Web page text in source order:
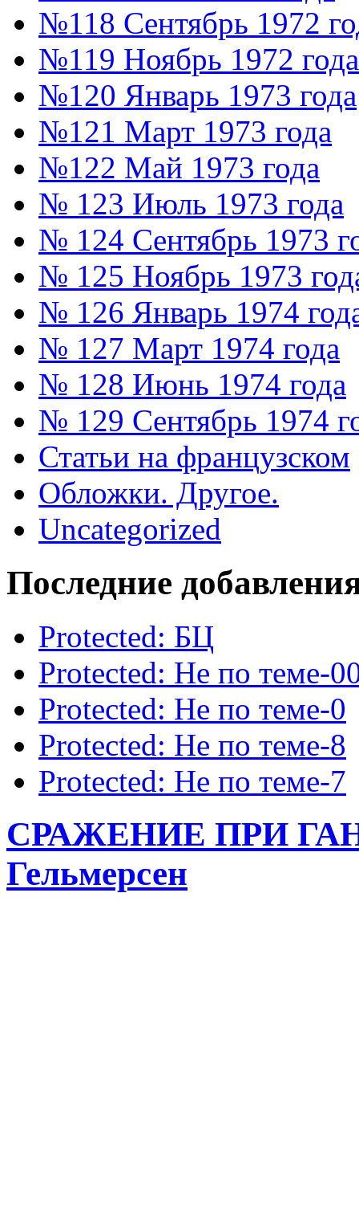
№118 Сентябрь 1972
№119 Ноябрь 1972 года
№120 Январь 1973 года
№121 Март 1973 года
№122 Май 1973 года
№ 123 Июль 1973 года
№ 124 Сентябрь 1973
№ 125 Ноябрь 1973
№ 126 Январь 1974
№ 127 Март 1974 года
№ 128 Июнь 1974 года
№ 129 Сентябрь 1974
Статьи на французском
Обложки. Другое.
Uncategorized
Последние
Protected: БЦ
Protected: Не по теме-
Protected: Не по теме-0
Protected: Не по теме-8
Protected: Не по теме-7
СРАЖЕНИЕ ПРИ
Гельмерсен